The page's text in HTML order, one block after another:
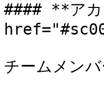
#### **アカ
チームメン